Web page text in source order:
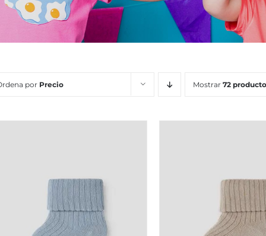
por Precio Mostrar 72